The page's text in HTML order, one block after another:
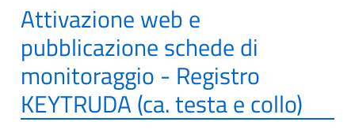
Attivazione web e
pubblicazione schede di
monitoraggio - Registro
KEYTRUDA (ca. testa e collo)